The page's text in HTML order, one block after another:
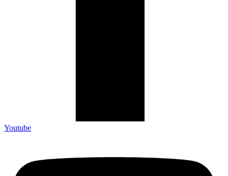
Youtube